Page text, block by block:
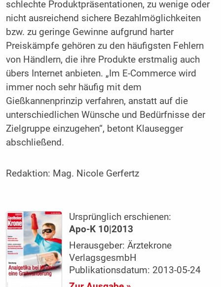
schlechte Produktpräsentationen, zu wenige oder
nicht ausreichend sichere Bezahlmöglichkeiten
bzw. zu geringe Gewinne aufgrund harter
Preiskämpfe gehören zu den häufigsten Fehlern
von Händlern, die ihre Produkte erstmalig auch
übers Internet anbieten. „Im E-Commerce wird
immer noch sehr häufig mit dem
Gießkannenprinzip verfahren, anstatt auf die
unterschiedlichen Wünsche und Bedürfnisse der
Zielgruppe einzugehen“, betont Klausegger
abschließend.
Redaktion: Mag. Nicole Gerfertz
Ursprünglich erschienen:
Apo-K 10|2013
Herausgeber: Ärztekrone
VerlagsgesmbH
Publikationsdatum: 2013-05-24